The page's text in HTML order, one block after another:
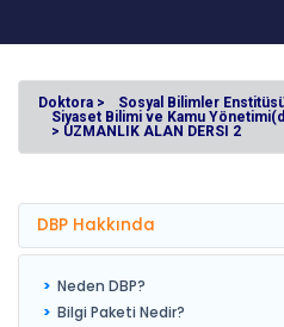
Doktora >
Sosyal Bilimler
Siyaset Bilimi ve Kamu
> UZMANLIK ALAN DERSI 2
DBP Hakkında
Neden DBP?
Bilgi Paketi Nedir?